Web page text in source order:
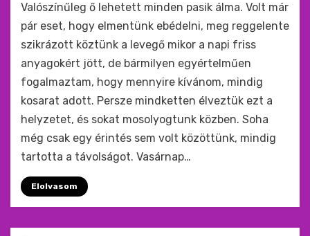
Valószínűleg ő lehetett minden pasik álma. Volt már
pár eset, hogy elmentünk ebédelni, meg reggelente
szikrázott köztünk a levegő mikor a napi friss
anyagokért jött, de bármilyen egyértelműen
fogalmaztam, hogy mennyire kívánom, mindig
kosarat adott. Persze mindketten élveztük ezt a
helyzetet, és sokat mosolyogtunk közben. Soha
még csak egy érintés sem volt közöttünk, mindig
tartotta a távolságot. Vasárnap…
Elolvasom